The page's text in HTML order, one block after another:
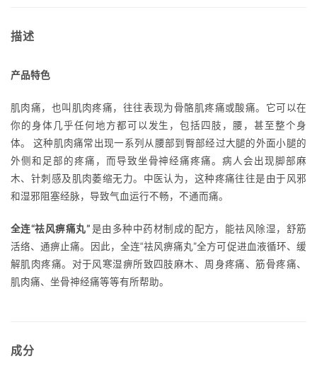
描述
产品特色
肌肉痛，也叫肌肉疼痛，往往表现为骨骼肌疼痛或酸痛。它可以在
你的身体几乎任何地方都可以发生，包括四肢，腰，甚至整个身
体。 这种肌肉痛常出现一系列从腰部到臀部经过大腿的外面小腿的
外侧和足部的疼痛，而导致坐骨神经痛疼痛。病人会出现脚部麻
木、针刺感及肌肉萎缩无力。中医认为，这种疼痛往往是由于风邪
和湿邪阻塞经脉，导致气血运行不畅，不通而痛。
全连“祛风痹痛丸”是由多种中药材制成的配方，能祛风除湿，舒筋
活络、通痹止痛。因此，全连“祛风痹痛丸”全方可促进血液循环、缓
解肌肉疼痛。对于风寒湿痹所致四肢麻木、周身疼痛、筋骨疼痛、
肌肉痛、坐骨神经痛等等有所帮助。
成分